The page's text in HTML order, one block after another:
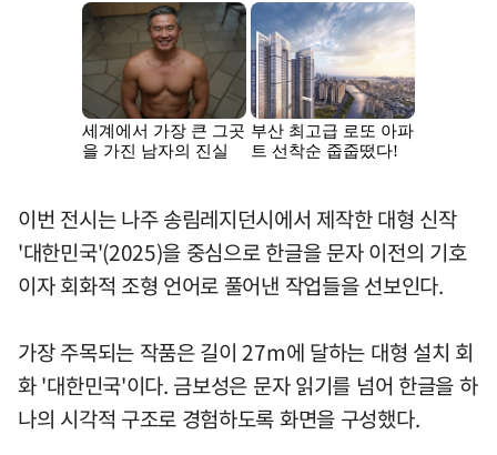
이번 전시는 나주 송림레지던시에서 제작한 대형 신작
'대한민국'(2025)을 중심으로 한글을 문자 이전의 기호
이자 회화적 조형 언어로 풀어낸 작업들을 선보인다.
가장 주목되는 작품은 길이 27m에 달하는 대형 설치 회
화 '대한민국'이다. 금보성은 문자 읽기를 넘어 한글을 하
나의 시각적 구조로 경험하도록 화면을 구성했다.